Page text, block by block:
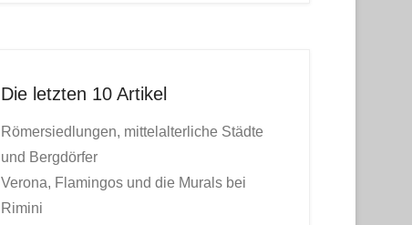
Die letzten 10 Artikel
Römersiedlungen, mittelalterliche Städte
und Bergdörfer
Verona, Flamingos und die Murals bei
Rimini